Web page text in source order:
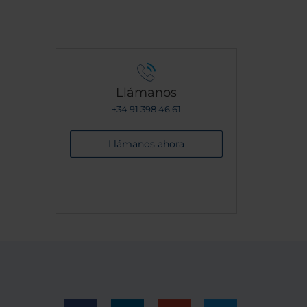
Llámanos
+34 91 398 46 61
Llámanos ahora